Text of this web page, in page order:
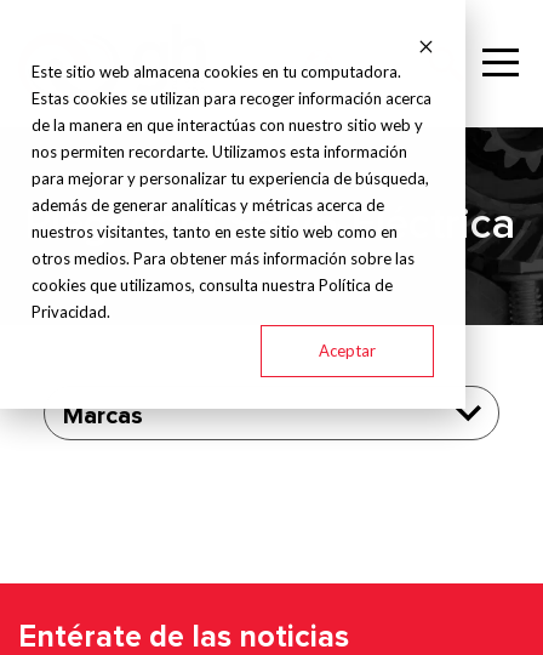
Este sitio web almacena cookies en tu computadora.
Estas cookies se utilizan para recoger información acerca
de la manera en que interactúas con nuestro sitio web y
nos permiten recordarte. Utilizamos esta información
para mejorar y personalizar tu experiencia de búsqueda,
además de generar analíticas y métricas acerca de
nuestros visitantes, tanto en este sitio web como en
otros medios. Para obtener más información sobre las
cookies que utilizamos, consulta nuestra Política de
Privacidad.
Aceptar
Plegadora Servo-Eléctrica
Marcas
Entérate de las noticias